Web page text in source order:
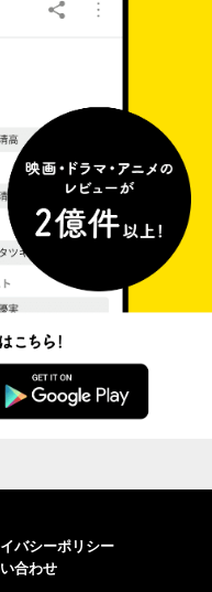
バシーポリシー
合わせ